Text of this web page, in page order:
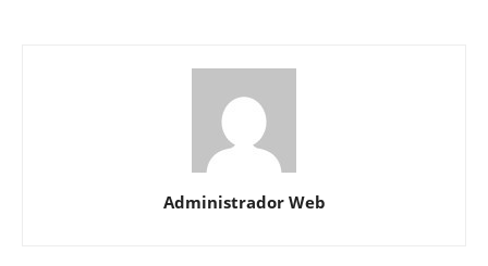
Administrador Web